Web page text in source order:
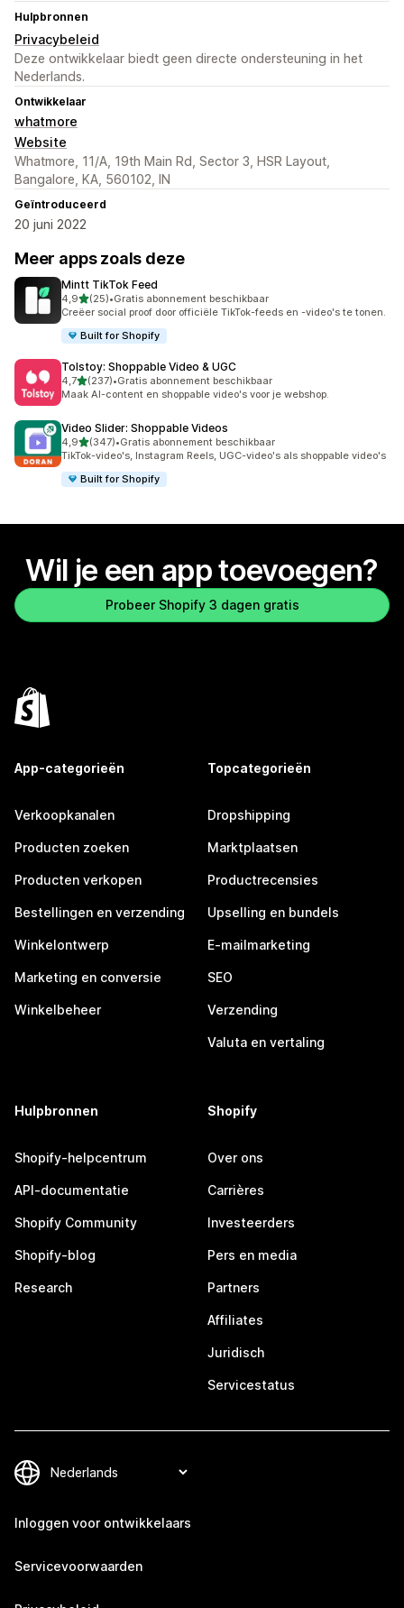
Hulpbronnen
Privacybeleid
Deze ontwikkelaar biedt geen directe ondersteuning in het
Nederlands.
Ontwikkelaar
whatmore
Website
Whatmore, 11/A, 19th Main Rd, Sector 3, HSR Layout,
Bangalore, KA, 560102, IN
Geïntroduceerd
20 juni 2022
Meer apps zoals deze
Mintt TikTok Feed
4,9van 5 sterren
(25)
25 recensies in totaal
•Gratis abonnement beschikbaar
Creëer social proof door officiële TikTok-feeds en -video's te tonen.
Built for Shopify
Tolstoy: Shoppable Video & UGC
4,7van 5 sterren
(237)
237 recensies in totaal
•Gratis abonnement beschikbaar
Maak AI-content en shoppable video's voor je webshop.
Video Slider: Shoppable Videos
4,9van 5 sterren
(347)
347 recensies in totaal
•Gratis abonnement beschikbaar
TikTok-video's, Instagram Reels, UGC-video's als shoppable video's
Built for Shopify
Wil je een app toevoegen?
Probeer Shopify 3 dagen gratis
App-categorieën
Verkoopkanalen
Producten zoeken
Producten verkopen
Bestellingen en verzending
Winkelontwerp
Marketing en conversie
Winkelbeheer
Topcategorieën
Dropshipping
Marktplaatsen
Productrecensies
Upselling en bundels
E-mailmarketing
SEO
Verzending
Valuta en vertaling
Hulpbronnen
Shopify-helpcentrum
API-documentatie
Shopify Community
Shopify-blog
Research
Shopify
Over ons
Carrières
Investeerders
Pers en media
Partners
Affiliates
Juridisch
Servicestatus
Inloggen voor ontwikkelaars
Servicevoorwaarden